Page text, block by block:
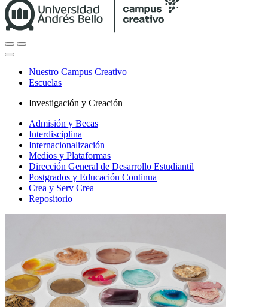
Nuestro Campus Creativo
Escuelas
Investigación y Creación
Admisión y Becas
Interdisciplina
Internacionalización
Medios y Plataformas
Dirección General de Desarrollo Estudiantil
Postgrados y Educación Continua
Crea y Serv Crea
Repositorio